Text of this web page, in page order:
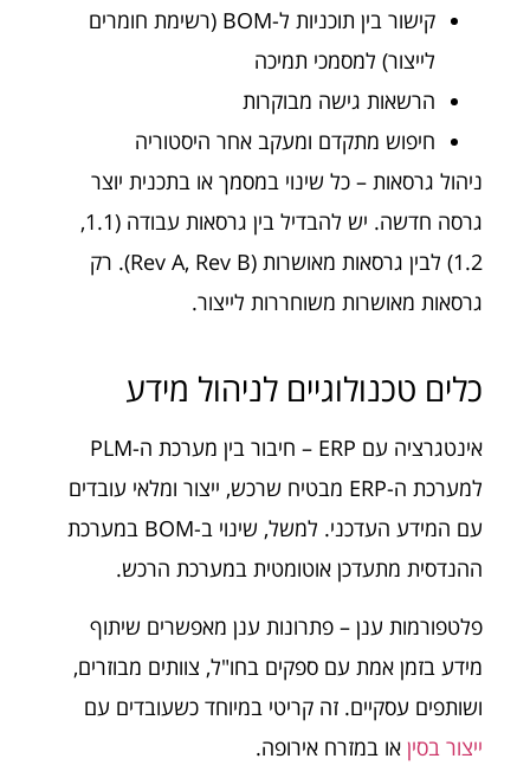
קישור בין תוכניות ל-BOM (רשימת חומרים
לייצור) למסמכי תמיכה
הרשאות גישה מבוקרות
חיפוש מתקדם ומעקב אחר היסטוריה
ניהול גרסאות – כל שינוי במסמך או בתכנית יוצר
גרסה חדשה. יש להבדיל בין גרסאות עבודה (1.1,
1.2) לבין גרסאות מאושרות (Rev A, Rev B). רק
גרסאות מאושרות משוחררות לייצור.
כלים טכנולוגיים לניהול מידע
אינטגרציה עם ERP – חיבור בין מערכת ה-PLM
למערכת ה-ERP מבטיח שרכש, ייצור ומלאי עובדים
עם המידע העדכני. למשל, שינוי ב-BOM במערכת
ההנדסית מתעדכן אוטומטית במערכת הרכש.
פלטפורמות ענן – פתרונות ענן מאפשרים שיתוף
מידע בזמן אמת עם ספקים בחו"ל, צוותים מבוזרים,
ושותפים עסקיים. זה קריטי במיוחד כשעובדים עם
ייצור בסין או במזרח אירופה.